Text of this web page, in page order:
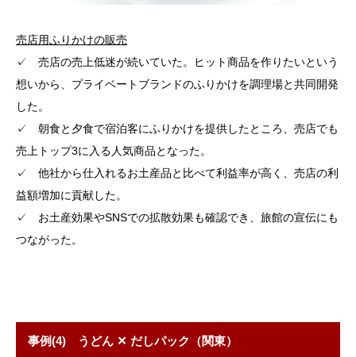
売店用ふりかけの販売
✓ 売店の売上低迷が続いていた。ヒット商品を作りたいという
想いから、プライベートブランドのふりかけを調理場と共同開発
した。
✓ 朝食と夕食で宿泊客にふりかけを提供したところ、売店でも
売上トップ3に入る人気商品となった。
✓ 他社から仕入れるお土産品と比べて利益率が高く、売店の利
益額増加に貢献した。
✓ お土産効果やSNSでの拡散効果も確認でき、旅館の宣伝にも
つながった。
事例(4) うどん ✕ だしパック（関東）